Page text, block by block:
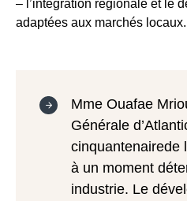
– l’intégration régionale et le
adaptées aux marchés locaux.
Mme Ouafae
Générale
cinquantenairede
à un moment
industrie. Le